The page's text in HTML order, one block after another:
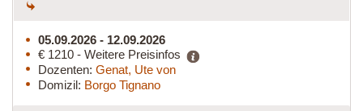
05.09.2026 - 12.09.2026
€ 1210 - Weitere Preisinfos
Dozenten: Genat, Ute von
Domizil: Borgo Tignano